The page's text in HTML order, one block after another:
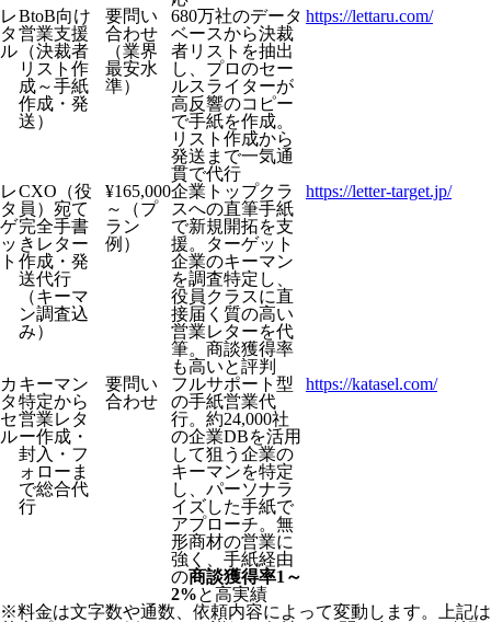
レ
タ
ル
BtoB向け
営業支援
（決裁者
リスト作
成～手紙
作成・発
送）
要問い
合わせ
（業界
最安水
準）
680万社のデータ
ベースから決裁
者リストを抽出
し、プロのセー
ルスライターが
高反響のコピー
で手紙を作成。
リスト作成から
発送まで一気通
貫で代行
https://lettaru.com/
レ
タ
ゲ
ッ
ト
CXO（役
員）宛て
完全手書
きレター
作成・発
送代行
（キーマ
ン調査込
み）
¥165,000
～（プ
ラン
例）
企業トップクラ
スへの直筆手紙
で新規開拓を支
援。ターゲット
企業のキーマン
を調査特定し、
役員クラスに直
接届く質の高い
営業レターを代
筆。商談獲得率
も高いと評判
https://letter-target.jp/
カ
タ
セ
ル
キーマン
特定から
営業レタ
ー作成・
封入・フ
ォローま
で総合代
行
要問い
合わせ
フルサポート型
の手紙営業代
行。約24,000社
の企業DBを活用
して狙う企業の
キーマンを特定
し、パーソナラ
イズした手紙で
アプローチ。無
形商材の営業に
強く、手紙経由
の商談獲得率1～
2%と高実績
https://katasel.com/
※料金は文字数や通数、依頼内容によって変動します。上記は